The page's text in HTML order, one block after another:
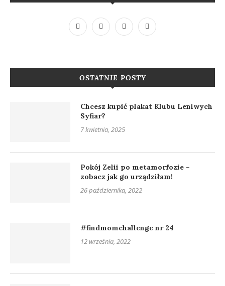
OSTATNIE POSTY
Chcesz kupić plakat Klubu Leniwych
Syfiar?
7 kwietnia, 2025
Pokój Zelii po metamorfozie –
zobacz jak go urządziłam!
26 października, 2022
#findmomchallenge nr 24
12 września, 2022